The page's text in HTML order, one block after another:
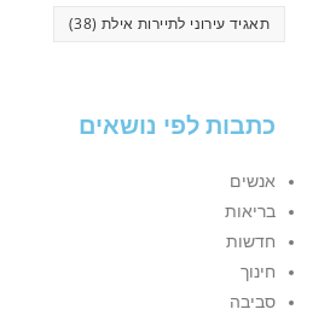
תאגיד עירוני לתיירות אילת (38)
כתבות לפי נושאים
אנשים
בריאות
חדשות
חינוך
סביבה